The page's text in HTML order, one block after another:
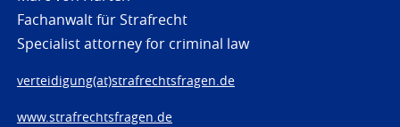
Fachanwalt für Strafrecht
Specialist attorney for criminal law
verteidigung(at)strafrechtsfragen.de
www.strafrechtsfragen.de